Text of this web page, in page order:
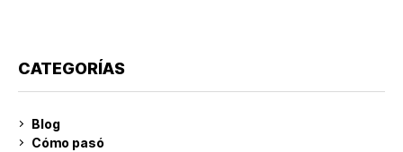
CATEGORÍAS
Blog
Cómo pasó